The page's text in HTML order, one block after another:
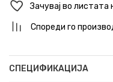
Зачувај во листата
Спореди го
СПЕЦИФИКАЦИЈА